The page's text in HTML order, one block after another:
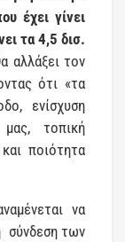
έχει γίνει
τα 4,5 δισ.
αλλάξει τον
ότι «τα
ενίσχυση
τοπική
ποιότητα
να
σύνδεση των